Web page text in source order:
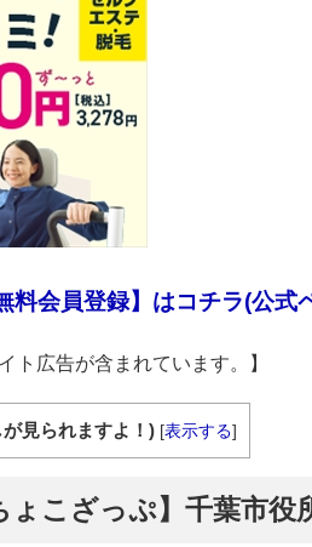
料会員登録】はコチラ(公式
ト広告が含まれています。】
見られますよ！) [表示する]
こざっぷ】千葉市役